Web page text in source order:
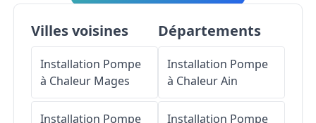
Villes voisines
Installation Pompe
à Chaleur Mages
Installation Pompe
Départements
Installation Pompe
à ChaleurAin
Installation Pompe